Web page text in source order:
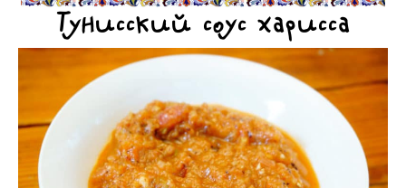
Тунисский соус харисса